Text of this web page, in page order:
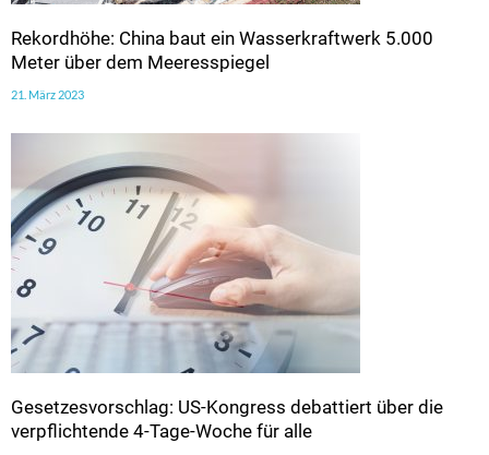
Rekordhöhe: China baut ein Wasserkraftwerk 5.000
Meter über dem Meeresspiegel
21. März 2023
Gesetzesvorschlag: US-Kongress debattiert über die
verpflichtende 4-Tage-Woche für alle